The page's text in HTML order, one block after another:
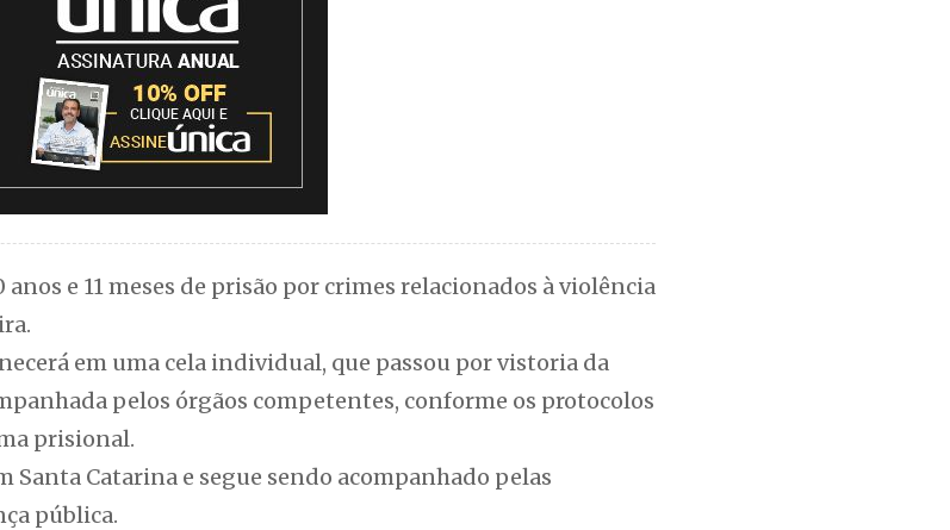
e 11 meses de prisão por crimes relacionados à violência
em uma cela individual, que passou por vistoria da
pelos órgãos competentes, conforme os protocolos
prisional.
Santa Catarina e segue sendo acompanhado pelas
pública.